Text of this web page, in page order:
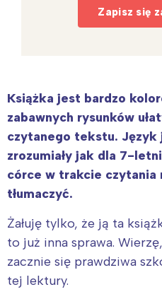
Zapisz się
Książka jest bardzo
zabawnych rysunków
czytanego tekstu.
zrozumiały jak dla 7-
córce w trakcie czytania
tłumaczyć.
Żałuję tylko, że ją ta
to już inna sprawa.
zacznie się prawdziwa
tej lektury.